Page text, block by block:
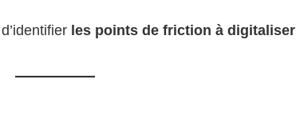
les points de friction à digitaliser